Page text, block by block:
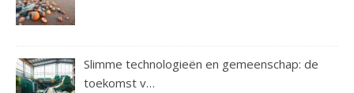
Slimme technologieën en gemeenschap: de
toekomst v…